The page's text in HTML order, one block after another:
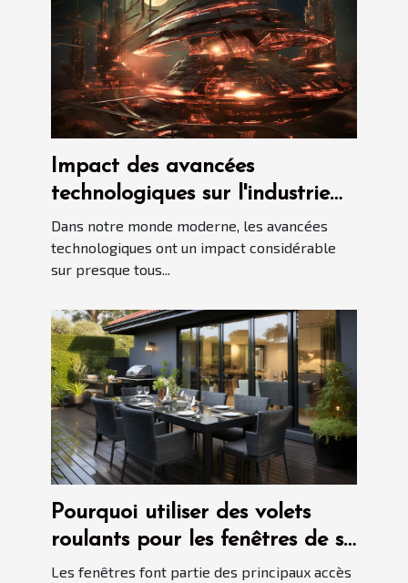
Impact des avancées
technologiques sur l'industrie
immobilière
Dans notre monde moderne, les avancées
technologiques ont un impact considérable
sur presque tous...
Pourquoi utiliser des volets
roulants pour les fenêtres de sa
maison ?
Les fenêtres font partie des principaux accès